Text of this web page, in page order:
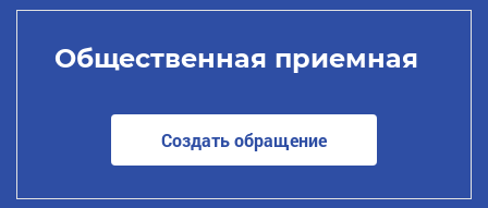
Общественная приемная
Создать обращение